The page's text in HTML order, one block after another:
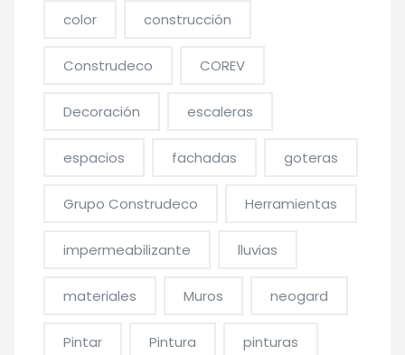
color construcción
Construdeco COREV
Decoración escaleras
espacios fachadas goteras
Grupo Construdeco Herramientas
impermeabilizante lluvias
materiales Muros neogard
Pintar Pintura pinturas